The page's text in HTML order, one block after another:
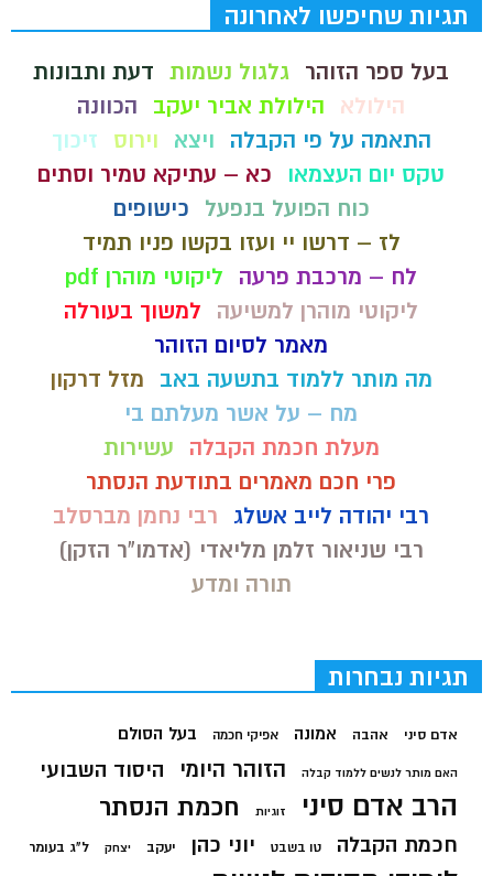
תגיות שחיפשו לאחרונה
בעל ספר הזוהר גלגול נשמות דעת ותבונות
הילולא
הילולת אביר יעקב
הכוונה
התאמה על פי הקבלה
ויצא וירוס
זיכוך
טקס יום העצמאו
כא – עתיקא טמיר וסתים
כוח הפועל בנפעל
כישופים
לז – דרשו יי ועזו בקשו פניו תמיד
לח – מרכבת פרעה
ליקוטי מוהרן pdf
ליקוטי מוהרן למשיעה
למשוך בעורלה
מאמר לסיום הזוהר
מה מותר ללמוד בתשעה באב
מזל דרקון
מח – על אשר מעלתם בי
מעלת חכמת הקבלה
עשירות
פרי חכם מאמרים בתודעת הנסתר
רבי יהודה לייב אשלג
רבי נחמן מברסלב
רבי שניאור זלמן מליאדי (אדמו"ר הזקן)
תורה ומדע
תגיות נבחרות
אדם סיני אהבה אמונה אפיקי חכמה בעל הסולם
האם מותר לנשים ללמוד קבלה הזוהר היומי היסוד השבועי
הרב אדם סיני זוגיות חכמת הנסתר
חכמת הקבלה טו בשבט יוני כהן יעקב יצחק ל"ג בעומר